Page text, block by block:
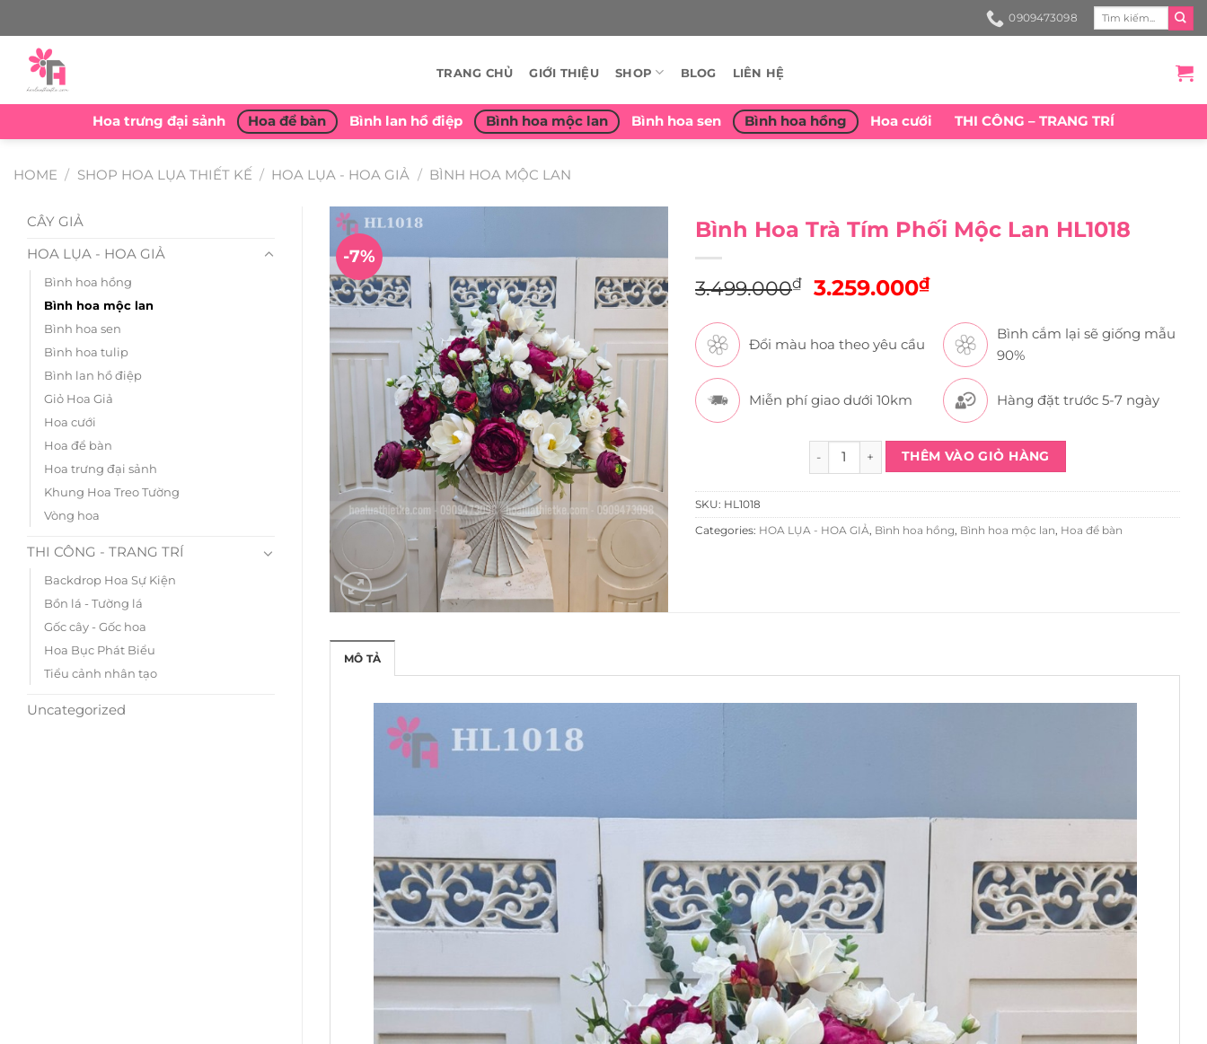
content
0909473098
for:
TRANG CHỦ GIỚI THIỆU SHOP BLOG LIÊN HỆ
Hoa trưng đại sảnh Hoa để bàn Bình lan hồ điệp Bình hoa mộc lan Bình hoa sen Bình hoa hồng Hoa cưới THI CÔNG – TRANG TRÍ
HOME / SHOP HOA LỤA THIẾT KẾ / HOA LỤA - HOA GIẢ / BÌNH HOA MỘC LAN
CÂY GIẢ
HOA LỤA - HOA GIẢ
Bình hoa hồng
Bình hoa mộc lan
Bình hoa sen
Bình hoa tulip
Bình lan hồ điệp
Giỏ Hoa Giả
Hoa cưới
Hoa để bàn
Hoa trưng đại sảnh
Khung Hoa Treo Tường
Vòng hoa
THI CÔNG - TRANG TRÍ
Backdrop Hoa Sự Kiện
Bồn lá - Tường lá
Gốc cây - Gốc hoa
Hoa Bục Phát Biểu
Tiểu cảnh nhân tạo
Uncategorized
-7%
Bình Hoa Trà Tím Phối Mộc Lan HL1018
3.499.000₫
Original
was:
3.259.000₫Current
is:
3.259.000₫.
Đổi màu hoa theo yêu cầu
Bình cắm lại sẽ giống mẫu
90%
Miễn phí giao dưới 10km Hàng đặt trước 5-7 ngày
Bình Hoa Trà Tím Phối Mộc Lan HL1018 quantity
THÊM VÀO GIỎ HÀNG
SKU: HL1018
Categories: HOA LỤA - HOA GIẢ Bình hoa hồng Bình hoa mộc lan Hoa để bàn
MÔ TẢ